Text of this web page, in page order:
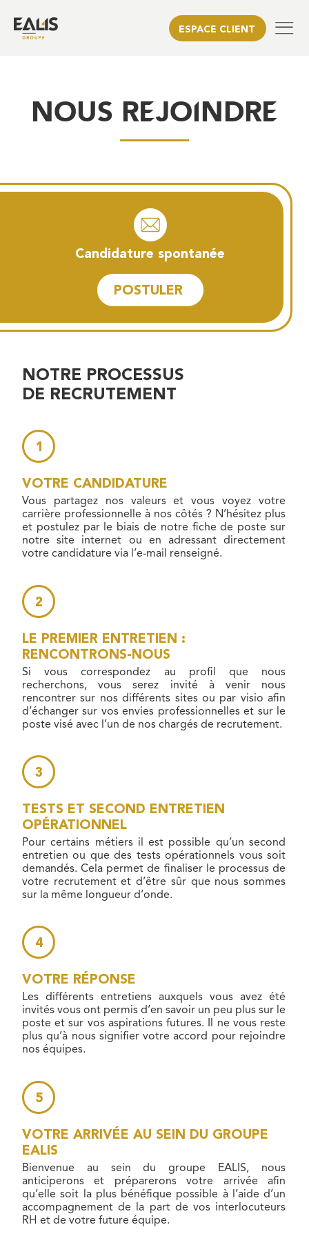
ESPACE CLIENT
NOUS REJOINDRE
Candidature spontanée
POSTULER
NOTRE PROCESSUS
DE RECRUTEMENT
VOTRE CANDIDATURE
Vous partagez nos valeurs et vous voyez votre
carrière professionnelle à nos côtés ? N’hésitez plus
et postulez par le biais de notre fiche de poste sur
notre site internet ou en adressant directement
votre candidature via l’e-mail renseigné.
LE PREMIER ENTRETIEN :
RENCONTRONS-NOUS
Si vous correspondez au profil que nous
recherchons, vous serez invité à venir nous
rencontrer sur nos différents sites ou par visio afin
d’échanger sur vos envies professionnelles et sur le
poste visé avec l’un de nos chargés de recrutement.
TESTS ET SECOND ENTRETIEN
OPÉRATIONNEL
Pour certains métiers il est possible qu’un second
entretien ou que des tests opérationnels vous soit
demandés. Cela permet de finaliser le processus de
votre recrutement et d’être sûr que nous sommes
sur la même longueur d’onde.
VOTRE RÉPONSE
Les différents entretiens auxquels vous avez été
invités vous ont permis d’en savoir un peu plus sur le
poste et sur vos aspirations futures. Il ne vous reste
plus qu’à nous signifier votre accord pour rejoindre
nos équipes.
VOTRE ARRIVÉE AU SEIN DU GROUPE
EALIS
Bienvenue au sein du groupe EALIS, nous
anticiperons et préparerons votre arrivée afin
qu’elle soit la plus bénéfique possible à l’aide d’un
accompagnement de la part de vos interlocuteurs
RH et de votre future équipe.